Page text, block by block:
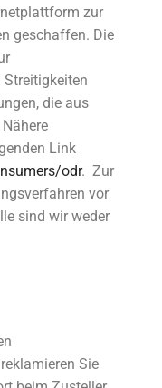
zur
geschaffen. Die
die aus
Link
odr. Zur
vor
sind wir weder
Sie